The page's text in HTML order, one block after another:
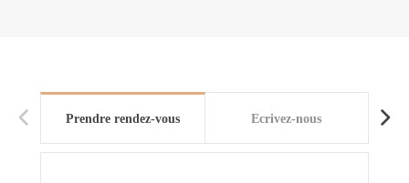
Prendre rendez-vous Ecrivez-nous